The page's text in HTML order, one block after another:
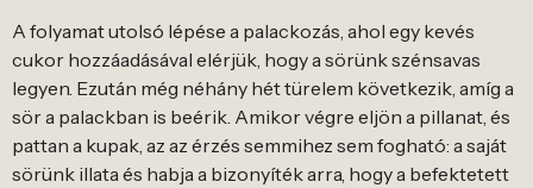
A folyamat utolsó lépése a palackozás, ahol egy kevés
cukor hozzáadásával elérjük, hogy a sörünk szénsavas
legyen. Ezután még néhány hét türelem következik, amíg a
sör a palackban is beérik. Amikor végre eljön a pillanat, és
pattan a kupak, az az érzés semmihez sem fogható: a saját
sörünk illata és habja a bizonyíték arra, hogy a befektetett